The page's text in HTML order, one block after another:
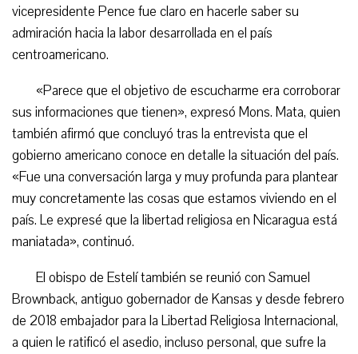
vicepresidente Pence fue claro en hacerle saber su
admiración hacia la labor desarrollada en el país
centroamericano.
«Parece que el objetivo de escucharme era corroborar
sus informaciones que tienen», expresó Mons. Mata, quien
también afirmó que concluyó tras la entrevista que el
gobierno americano conoce en detalle la situación del país.
«Fue una conversación larga y muy profunda para plantear
muy concretamente las cosas que estamos viviendo en el
país. Le expresé que la libertad religiosa en Nicaragua está
maniatada», continuó.
El obispo de Estelí también se reunió con Samuel
Brownback, antiguo gobernador de Kansas y desde febrero
de 2018 embajador para la Libertad Religiosa Internacional,
a quien le ratificó el asedio, incluso personal, que sufre la